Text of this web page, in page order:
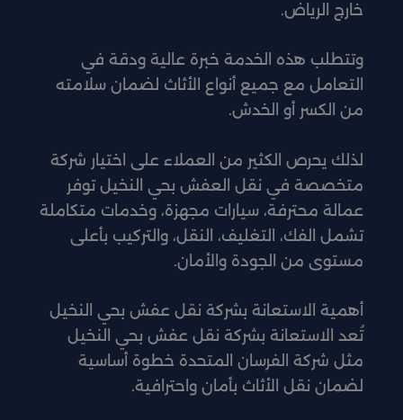
خارج الرياض.
وتتطلب هذه الخدمة خبرة عالية ودقة في
التعامل مع جميع أنواع الأثاث لضمان سلامته
من الكسر أو الخدش.
لذلك يحرص الكثير من العملاء على اختيار شركة
متخصصة في نقل العفش بحي النخيل توفر
عمالة محترفة، سيارات مجهزة، وخدمات متكاملة
تشمل الفك، التغليف، النقل، والتركيب بأعلى
مستوى من الجودة والأمان.
أهمية الاستعانة بشركة نقل عفش بحي النخيل
تُعد الاستعانة بشركة نقل عفش بحي النخيل
مثل شركة الفرسان المتحدة خطوة أساسية
لضمان نقل الأثاث بأمان واحترافية.